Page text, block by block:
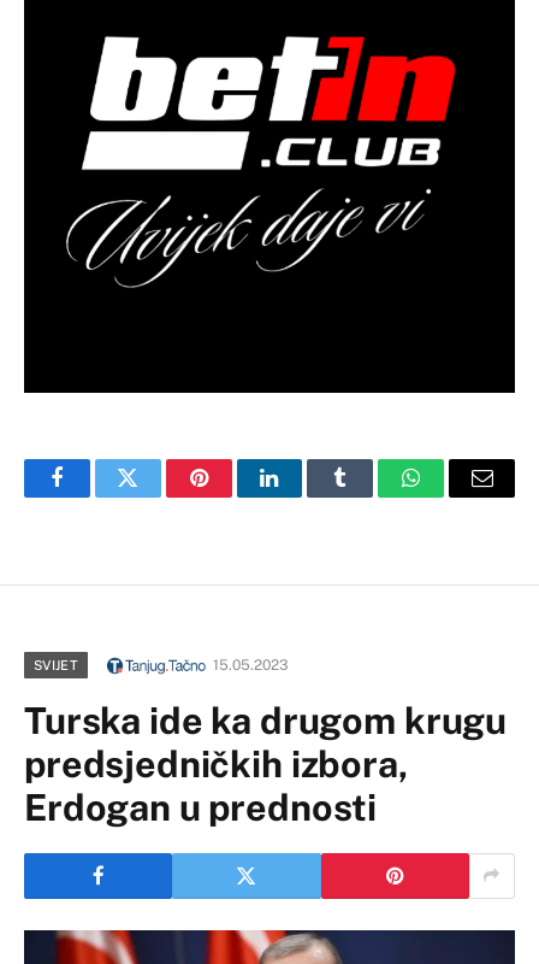
FacebookTwitter PinterestLinkedInTumblr WhatsAppEmail
SVIJET 15.05.2023
Turska ide ka drugom krugu
predsjedničkih izbora,
Erdogan u prednosti